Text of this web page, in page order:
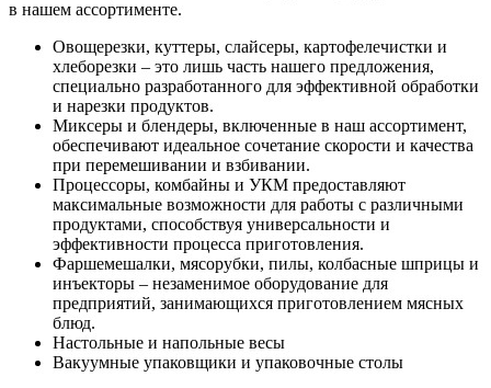
в нашем ассортименте.
Овощерезки, куттеры, слайсеры, картофелечистки и
хлеборезки – это лишь часть нашего предложения,
специально разработанного для эффективной обработки
и нарезки продуктов.
Миксеры и блендеры, включенные в наш ассортимент,
обеспечивают идеальное сочетание скорости и качества
при перемешивании и взбивании.
Процессоры, комбайны и УКМ предоставляют
максимальные возможности для работы с различными
продуктами, способствуя универсальности и
эффективности процесса приготовления.
Фаршемешалки, мясорубки, пилы, колбасные шприцы и
инъекторы – незаменимое оборудование для
предприятий, занимающихся приготовлением мясных
блюд.
Настольные и напольные весы
Вакуумные упаковщики и упаковочные столы